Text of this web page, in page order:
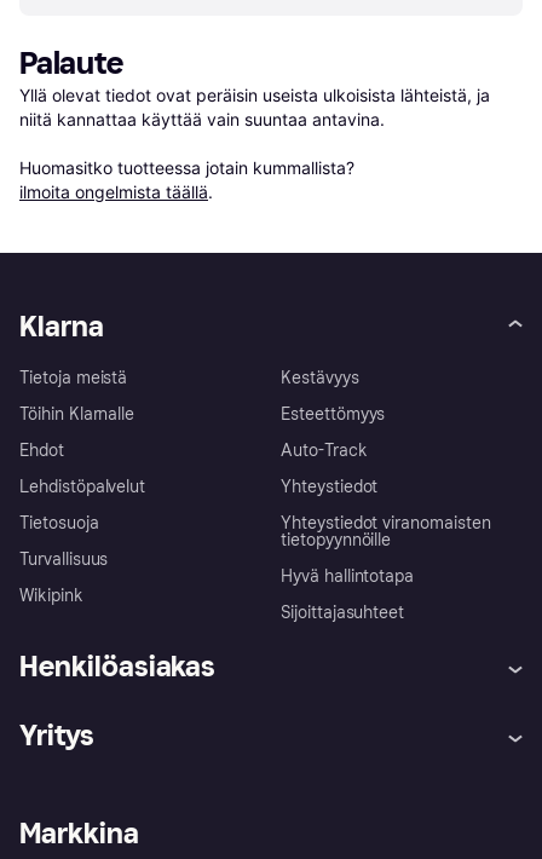
Palaute
Yllä olevat tiedot ovat peräisin useista ulkoisista lähteistä, ja
niitä kannattaa käyttää vain suuntaa antavina.
Huomasitko tuotteessa jotain kummallista?
ilmoita ongelmista täällä.
Klarna
Tietoja meistä
Töihin Klarnalle
Ehdot
Lehdistöpalvelut
Tietosuoja
Turvallisuus
Wikipink
Kestävyys
Esteettömyys
Auto-Track
Yhteystiedot
Yhteystiedot viranomaisten
tietopyynnöille
Hyvä hallintotapa
Sijoittajasuhteet
Henkilöasiakas
Ohje
Kirjaudu sisään
Tutustu kauppoihin
Yritys
Kirjaudu sisään yrityksenä
Markkina